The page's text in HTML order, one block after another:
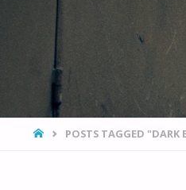
HOMEPOSTS TAGGED "DARK